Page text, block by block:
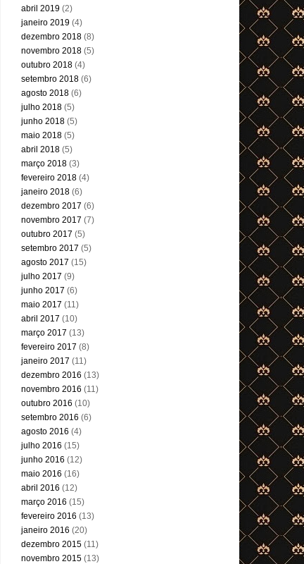
abril 2019 (2)
janeiro 2019 (4)
dezembro 2018 (8)
novembro 2018 (5)
outubro 2018 (4)
setembro 2018 (6)
agosto 2018 (6)
julho 2018 (5)
junho 2018 (5)
maio 2018 (5)
abril 2018 (5)
março 2018 (3)
fevereiro 2018 (4)
janeiro 2018 (6)
dezembro 2017 (6)
novembro 2017 (7)
outubro 2017 (5)
setembro 2017 (5)
agosto 2017 (15)
julho 2017 (9)
junho 2017 (6)
maio 2017 (11)
abril 2017 (10)
março 2017 (13)
fevereiro 2017 (8)
janeiro 2017 (11)
dezembro 2016 (13)
novembro 2016 (11)
outubro 2016 (10)
setembro 2016 (6)
agosto 2016 (4)
julho 2016 (15)
junho 2016 (12)
maio 2016 (16)
abril 2016 (12)
março 2016 (15)
fevereiro 2016 (13)
janeiro 2016 (20)
dezembro 2015 (11)
novembro 2015 (13)